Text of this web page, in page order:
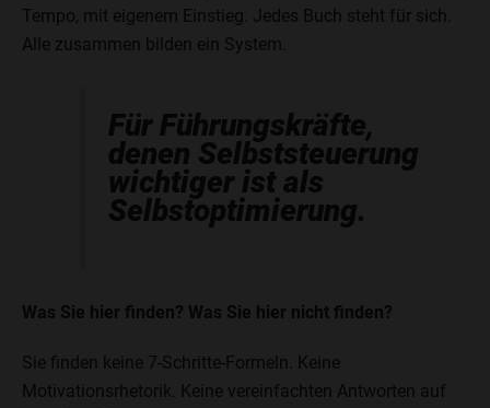
Tempo, mit eigenem Einstieg. Jedes Buch steht für sich.
Alle zusammen bilden ein System.
Für Führungskräfte,
denen Selbststeuerung
wichtiger ist als
Selbstoptimierung.
Was Sie hier finden? Was Sie hier nicht finden?
Sie finden keine 7-Schritte-Formeln. Keine
Motivationsrhetorik. Keine vereinfachten Antworten auf